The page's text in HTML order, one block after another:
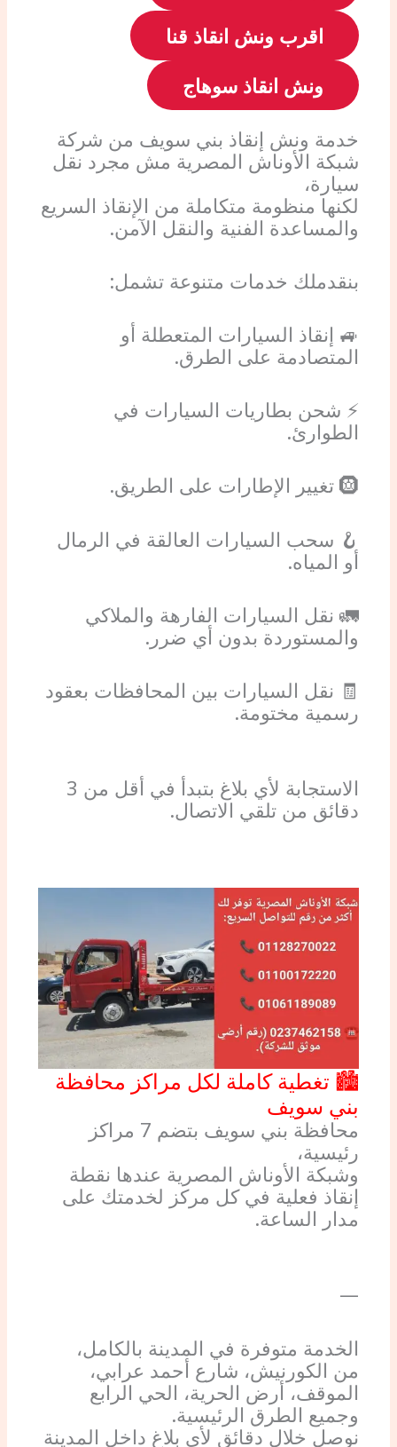
اقرب ونش انقاذ قنا
ونش انقاذ سوهاج
خدمة ونش إنقاذ بني سويف من شركة
شبكة الأوناش المصرية مش مجرد نقل
سيارة،
لكنها منظومة متكاملة من الإنقاذ السريع
والمساعدة الفنية والنقل الآمن.
بنقدملك خدمات متنوعة تشمل:
🚙 إنقاذ السيارات المتعطلة أو
المتصادمة على الطرق.
⚡ شحن بطاريات السيارات في
الطوارئ.
🛞 تغيير الإطارات على الطريق.
🪝 سحب السيارات العالقة في الرمال
أو المياه.
🚛 نقل السيارات الفارهة والملاكي
والمستوردة بدون أي ضرر.
🧾 نقل السيارات بين المحافظات بعقود
رسمية مختومة.
الاستجابة لأي بلاغ بتبدأ في أقل من 3
دقائق من تلقي الاتصال.
🏙️ تغطية كاملة لكل مراكز محافظة
بني سويف
محافظة بني سويف بتضم 7 مراكز
رئيسية،
وشبكة الأوناش المصرية عندها نقطة
إنقاذ فعلية في كل مركز لخدمتك على
مدار الساعة.
—
الخدمة متوفرة في المدينة بالكامل،
من الكورنيش، شارع أحمد عرابي،
الموقف، أرض الحرية، الحي الرابع
وجميع الطرق الرئيسية.
نوصل خلال دقائق لأي بلاغ داخل المدينة